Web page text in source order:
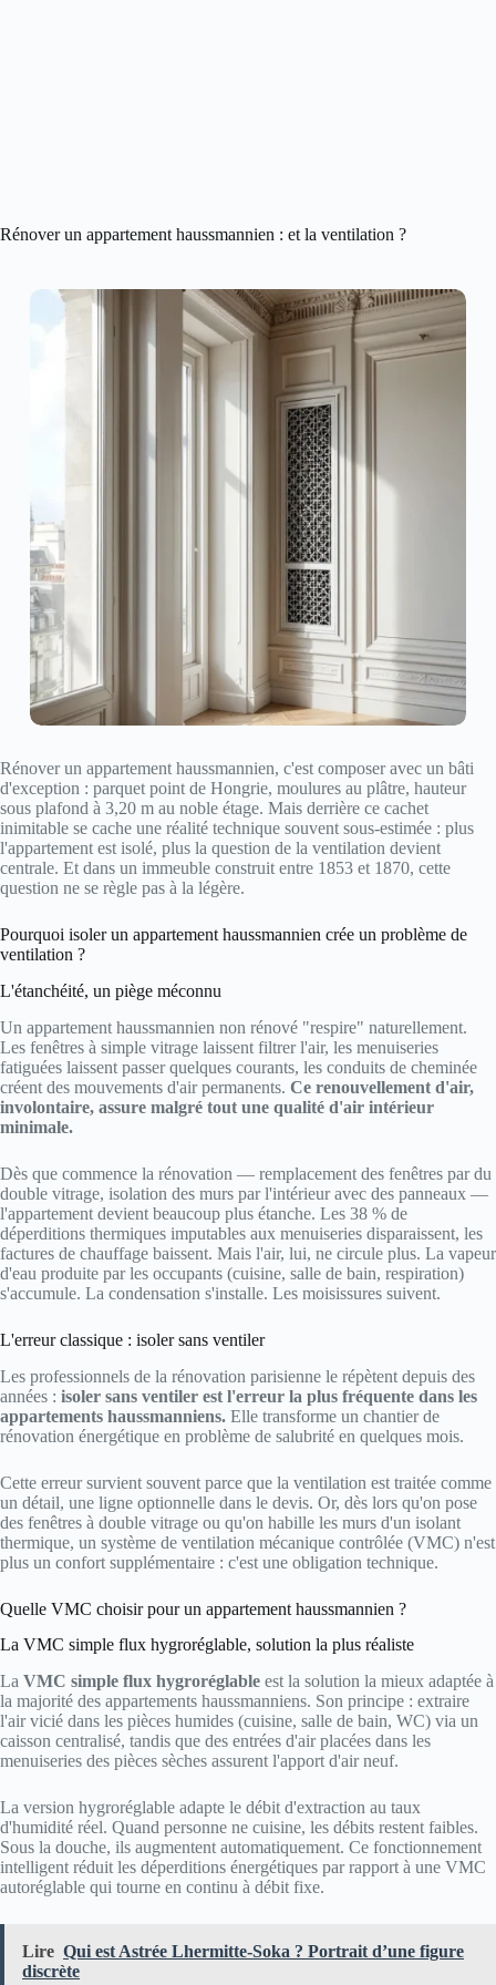
Rénover un appartement haussmannien : et la ventilation ?
Rénover un appartement haussmannien, c'est composer avec un bâti
d'exception : parquet point de Hongrie, moulures au plâtre, hauteur
sous plafond à 3,20 m au noble étage. Mais derrière ce cachet
inimitable se cache une réalité technique souvent sous-estimée : plus
l'appartement est isolé, plus la question de la ventilation devient
centrale. Et dans un immeuble construit entre 1853 et 1870, cette
question ne se règle pas à la légère.
Pourquoi isoler un appartement haussmannien crée un problème de
ventilation ?
L'étanchéité, un piège méconnu
Un appartement haussmannien non rénové "respire" naturellement.
Les fenêtres à simple vitrage laissent filtrer l'air, les menuiseries
fatiguées laissent passer quelques courants, les conduits de cheminée
créent des mouvements d'air permanents. Ce renouvellement d'air,
involontaire, assure malgré tout une qualité d'air intérieur
minimale.
Dès que commence la rénovation — remplacement des fenêtres par du
double vitrage, isolation des murs par l'intérieur avec des panneaux —
l'appartement devient beaucoup plus étanche. Les 38 % de
déperditions thermiques imputables aux menuiseries disparaissent, les
factures de chauffage baissent. Mais l'air, lui, ne circule plus. La vapeur
d'eau produite par les occupants (cuisine, salle de bain, respiration)
s'accumule. La condensation s'installe. Les moisissures suivent.
L'erreur classique : isoler sans ventiler
Les professionnels de la rénovation parisienne le répètent depuis des
années : isoler sans ventiler est l'erreur la plus fréquente dans les
appartements haussmanniens. Elle transforme un chantier de
rénovation énergétique en problème de salubrité en quelques mois.
Cette erreur survient souvent parce que la ventilation est traitée comme
un détail, une ligne optionnelle dans le devis. Or, dès lors qu'on pose
des fenêtres à double vitrage ou qu'on habille les murs d'un isolant
thermique, un système de ventilation mécanique contrôlée (VMC) n'est
plus un confort supplémentaire : c'est une obligation technique.
Quelle VMC choisir pour un appartement haussmannien ?
La VMC simple flux hygroréglable, solution la plus réaliste
La VMC simple flux hygroréglable est la solution la mieux adaptée à
la majorité des appartements haussmanniens. Son principe : extraire
l'air vicié dans les pièces humides (cuisine, salle de bain, WC) via un
caisson centralisé, tandis que des entrées d'air placées dans les
menuiseries des pièces sèches assurent l'apport d'air neuf.
La version hygroréglable adapte le débit d'extraction au taux
d'humidité réel. Quand personne ne cuisine, les débits restent faibles.
Sous la douche, ils augmentent automatiquement. Ce fonctionnement
intelligent réduit les déperditions énergétiques par rapport à une VMC
autoréglable qui tourne en continu à débit fixe.
Lire Qui est Astrée Lhermitte-Soka ? Portrait d’une figure
discrète